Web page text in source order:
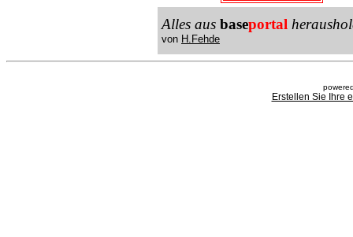
Alles aus baseportal
von H.Fehde
Erstellen Sie Ihre